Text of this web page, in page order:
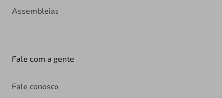
Assembleias
Fale com a gente
Fale conosco